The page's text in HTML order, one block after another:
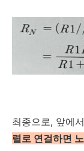
최종으로, 앞에
렬로 연걸하면